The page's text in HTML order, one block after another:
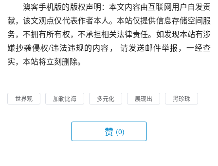
澳客手机版的版权声明：本文内容由互联网用户自发贡
献，该文观点仅代表作者本人。本站仅提供信息存储空间服
务，不拥有所有权，不承担相关法律责任。如发现本站有涉
嫌抄袭侵权/违法违规的内容， 请发送邮件举报，一经查
实，本站将立刻删除。
世界观 加勒比海 多元化 展现出 黑珍珠
赞 (0)